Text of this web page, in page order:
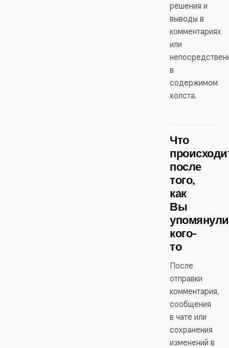
решения и
выводы в
комментариях
или
в
содержимом
холста.
Что
после
того,
как
Вы
упомянули
кого-
то
После
отправки
комментария,
сообщения
в чате или
сохранения
изменений в